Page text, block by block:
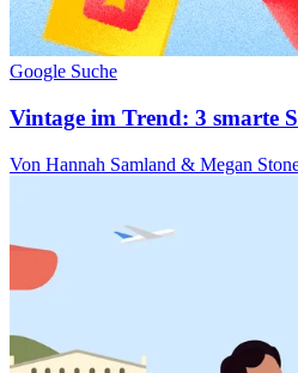
Google Suche
Vintage im Trend: 3 smarte
Von Hannah Samland & Megan